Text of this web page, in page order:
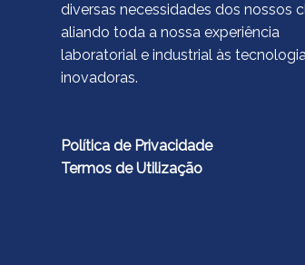
diversas necessidades dos nossos
aliando toda a nossa experiência
laboratorial e industrial às
inovadoras.
Política de Privacidade
Termos de Utilização